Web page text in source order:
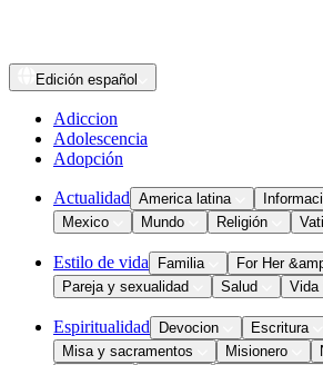
Edición español
Adiccion
Adolescencia
Adopción
Actualidad America latina
Mexico
Mundo Religión
Estilo de vida Familia
For Her
Pareja y sexualidad
Salud Vida
Espiritualidad Devocion
Escritura
Misa y sacramentos
Misionero